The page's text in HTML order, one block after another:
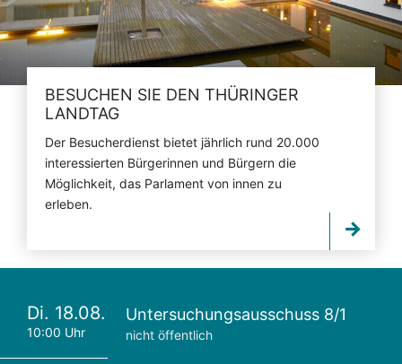
BESUCHEN SIE DEN THÜRINGER
LANDTAG
Der Besucherdienst bietet jährlich rund 20.000
interessierten Bürgerinnen und Bürgern die
Möglichkeit, das Parlament von innen zu
erleben.
Di. 18.08.
10:00 Uhr
Untersuchungsausschuss 8/1
nicht öffentlich